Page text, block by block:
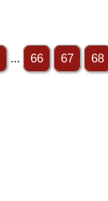
... 66 67 68